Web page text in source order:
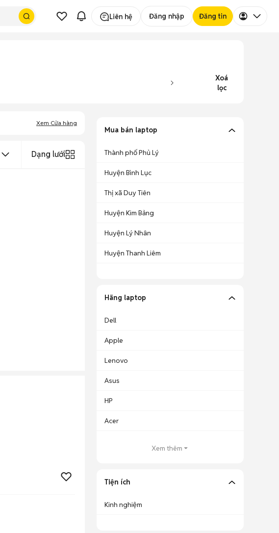
Liên hệ Đăng nhập Đăng tin
Xoá
lọc
Xem Cửa hàng
Dạng lưới
Mua bán laptop
Thành phố Phủ Lý
Huyện Bình Lục
Thị xã Duy Tiên
Huyện Kim Bảng
Huyện Lý Nhân
Huyện Thanh Liêm
Hãng laptop
Dell
Apple
Lenovo
Asus
HP
Acer
Xem thêm
Tiện ích
Kinh nghiệm